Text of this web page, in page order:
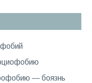
— боязнь